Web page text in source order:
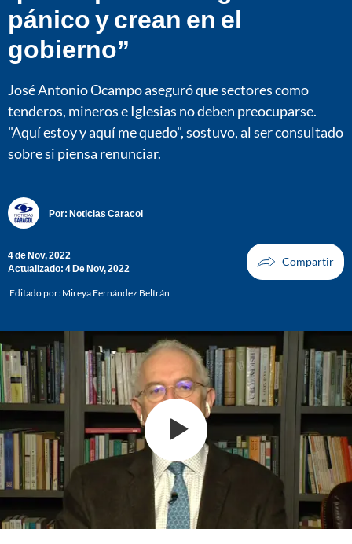
pánico y crean en el
gobierno”
José Antonio Ocampo aseguró que sectores como
tenderos, mineros e Iglesias no deben preocuparse.
"Aquí estoy y aquí me quedo", sostuvo, al ser consultado
sobre si piensa renunciar.
Por: Noticias Caracol
4 de Nov, 2022
Actualizado: 4 De Nov, 2022
Editado por: Mireya Fernández Beltrán